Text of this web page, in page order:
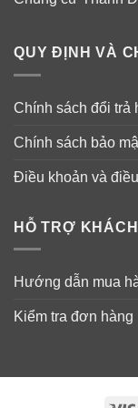
QUY ĐỊNH VÀ
Chính sách đổi trả
Chính sách bảo
Điều khoản và
HỖ TRỢ
Hướng dẫn mua
Kiểm tra đơn hàng